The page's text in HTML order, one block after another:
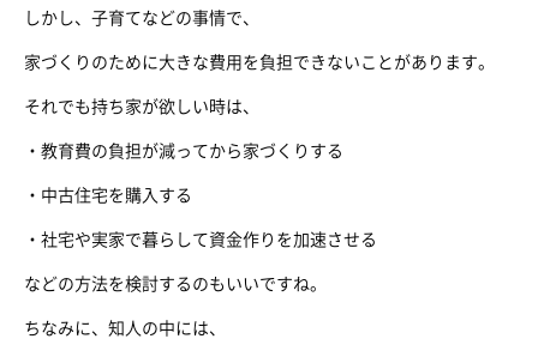
しかし、子育てなどの事情で、
家づくりのために大きな費用を負担できないことがあります。
それでも持ち家が欲しい時は、
・教育費の負担が減ってから家づくりする
・中古住宅を購入する
・社宅や実家で暮らして資金作りを加速させる
などの方法を検討するのもいいですね。
ちなみに、知人の中には、